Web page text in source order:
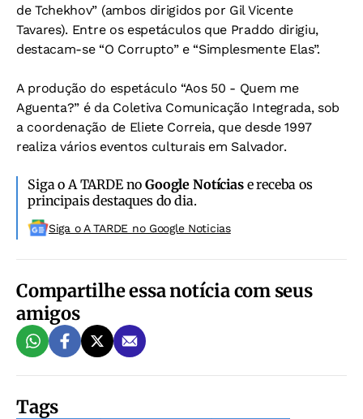
de Tchekhov” (ambos dirigidos por Gil Vicente
Tavares). Entre os espetáculos que Praddo dirigiu,
destacam-se “O Corrupto” e “Simplesmente Elas”.
A produção do espetáculo “Aos 50 - Quem me
Aguenta?” é da Coletiva Comunicação Integrada, sob
a coordenação de Eliete Correia, que desde 1997
realiza vários eventos culturais em Salvador.
Siga o A TARDE noGoogle Notíciase receba os
principais destaques do dia.
Siga o A TARDE no Google Noticias
Compartilhe essa notícia com seus
amigos
Tags